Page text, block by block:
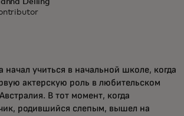
Delling
начал учиться в начальной школе, когда
актерскую роль в любительском
В тот момент, когда
родившийся слепым, вышел на